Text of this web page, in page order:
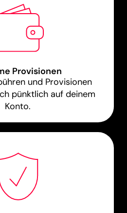
Provisionen
und Provisionen
pünktlich auf deinem
Konto.